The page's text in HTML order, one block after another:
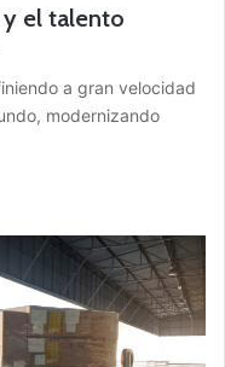
el talento
a gran velocidad
modernizando